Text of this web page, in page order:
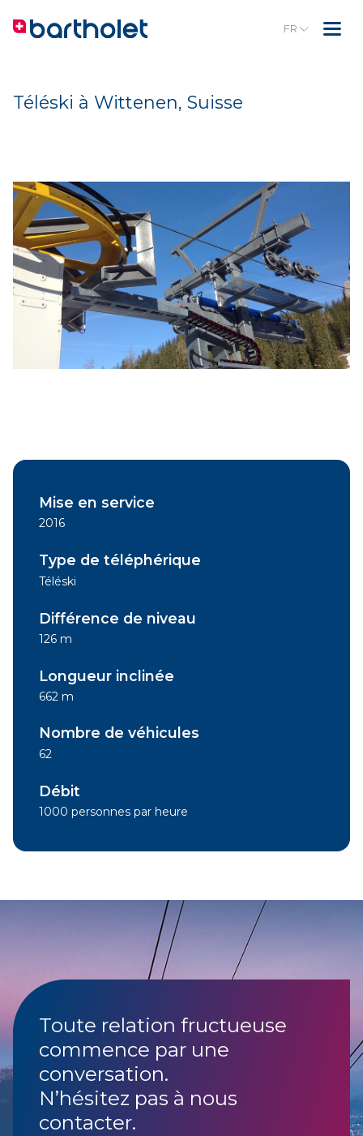
FR
Téléski à Wittenen, Suisse
Mise en service
2016
Type de téléphérique
Téléski
Différence de niveau
126 m
Longueur inclinée
662 m
Nombre de véhicules
62
Débit
1000 personnes par heure
Toute relation fructueuse
commence par une
conversation.
N’hésitez pas à nous
contacter.